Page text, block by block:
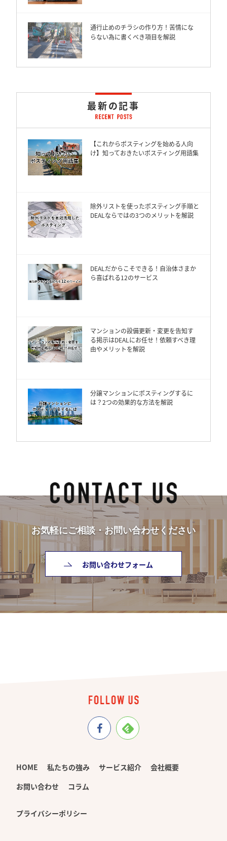
通行止めのチラシの作り方！苦情にな
らない為に書くべき項目を解説
最新の記事
【これからポスティングを始める人向
け】知っておきたいポスティング用語集
除外リストを使ったポスティング手順と
DEALならではの3つのメリットを解説
DEALだからこそできる！自治体さまか
ら喜ばれる12のサービス
マンションの設備更新・変更を告知す
る掲示はDEALにお任せ！依頼すべき理
由やメリットを解説
分譲マンションにポスティングするに
は？2つの効果的な方法を解説
お気軽にご相談・お問い合わせください
お問い合わせフォーム
HOME 私たちの強み サービス紹介
会社概要
お問い合わせ
コラム
プライバシーポリシー